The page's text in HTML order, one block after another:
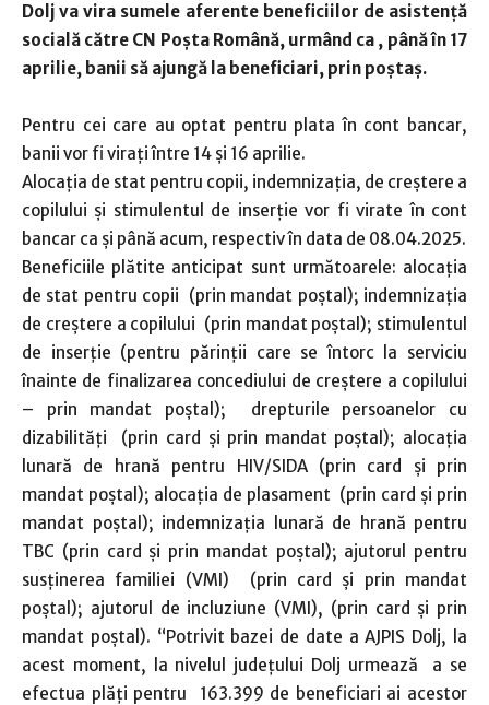
Dolj va vira sumele aferente beneficiilor de asistență
socială către CN Poșta Română, urmând ca , până în 17
aprilie, banii să ajungă la beneficiari, prin poștaș.
Pentru cei care au optat pentru plata în cont bancar,
banii vor fi virați între 14 și 16 aprilie.
Alocația de stat pentru copii, indemnizația, de creștere a
copilului și stimulentul de inserție vor fi virate în cont
bancar ca și până acum, respectiv în data de 08.04.2025.
Beneficiile plătite anticipat sunt următoarele: alocația
de stat pentru copii (prin mandat poștal); indemnizația
de creștere a copilului (prin mandat poștal); stimulentul
de inserție (pentru părinții care se întorc la serviciu
înainte de finalizarea concediului de creștere a copilului
– prin mandat poștal); drepturile persoanelor cu
dizabilități (prin card și prin mandat poștal); alocația
lunară de hrană pentru HIV/SIDA (prin card și prin
mandat poștal); alocația de plasament (prin card și prin
mandat poștal); indemnizația lunară de hrană pentru
TBC (prin card și prin mandat poștal); ajutorul pentru
susținerea familiei (VMI) (prin card și prin mandat
poștal); ajutorul de incluziune (VMI), (prin card și prin
mandat poștal). “Potrivit bazei de date a AJPIS Dolj, la
acest moment, la nivelul judeţului Dolj urmează a se
efectua plăţi pentru 163.399 de beneficiari ai acestor